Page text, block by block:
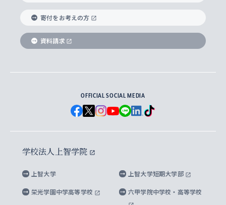
理工学部
Futures） – 持続可能な未来を考える６学科連携
実践宗教学研究科
総合人間科学研究科
経済学研究科
グローバル・スタディーズ研究科
アジア文化研究所
アメリカ・カナダ研究所
メディア・ジャーナリズム研究所
水稀少社会研究センター
先進機械・構造材料イノベーションセンター
就職（内定先）・進路統計
企業の採用ご担当者様へのご案内
Sophia Short-term Program受講生
学費・奨学金
学部入学前に出願する奨学金
国による高等教育の修学支援新制度
大学院生対象の奨学金
海外留学する際の費用と奨学金
上智大学とカトリック
国連Weeks・アフリカWeeks
ダイバーシティ＆サステナビリティへの取り組み
数字で見る上智大学
上智大学のネットワーク
父母・保証人とのネットワーク
学外とのネットワーク
上智大学の出版物
上智大学大学案内・大学院案内
英文広報誌 SOPHIA magazine
上智大学のビジュアル・アイデンティティ
上智大学ビジュアル・アイデンティティ
上智大学校歌 ・上智大学学生歌
上智大学への取材・キャンパスでの撮影について
上智大学の公開情報
上智大学の教育研究活動等の情報公表
キャンパス案内
寄付をお考えの方
資料請求
OFFICIAL SOCIAL MEDIA
学校法人上智学院
上智大学 上智大学短期大学部
栄光学園中学高等学校 六甲学院中学校・高等学校